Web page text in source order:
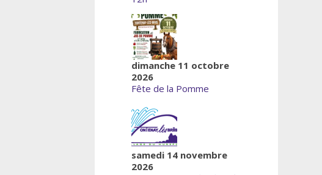
dimanche 11 octobre
2026
Fête de la Pomme
samedi 14 novembre
2026